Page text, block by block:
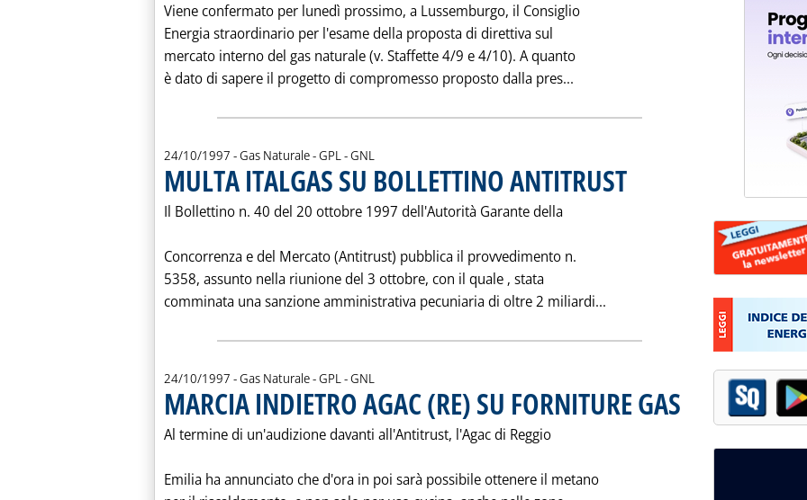
Viene confermato per lunedì prossimo, a Lussemburgo, il Consiglio
Energia straordinario per l'esame della proposta di direttiva sul
mercato interno del gas naturale (v. Staffette 4/9 e 4/10). A quanto
è dato di sapere il progetto di compromesso proposto dalla pres... Leggi tutta la notizia: 'MERCATO
24/10/1997 - Gas Naturale - GPL - GNL
MULTA ITALGAS SU BOLLETTINO ANTITRUST. Pubblicata venerdì 24 ottobre 1997 alle
Il Bollettino n. 40 del 20 ottobre 1997 dell'Autorità Garante della
Concorrenza e del Mercato (Antitrust) pubblica il provvedimento n.
5358, assunto nella riunione del 3 ottobre, con il quale ‚ stata
comminata una sanzione amministrativa pecuniaria di oltre 2 miliardi... Leggi tutta la notizia: 'MULTA
24/10/1997 - Gas Naturale - GPL - GNL
MARCIA INDIETRO AGAC (RE) SU FORNITURE GAS . Pubblicata venerdì 24
Al termine di un'audizione davanti all'Antitrust, l'Agac di Reggio
Emilia ha annunciato che d'ora in poi sarà possibile ottenere il metano